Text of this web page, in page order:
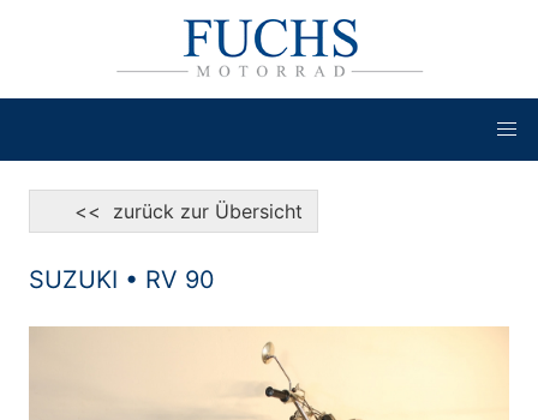
<< zurück zur Übersicht
SUZUKI • RV 90